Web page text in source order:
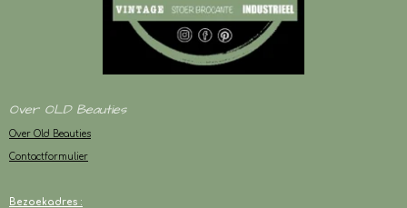
Over OLD Beauties
Over Old Beauties
Contactformulier
Bezoekadres :